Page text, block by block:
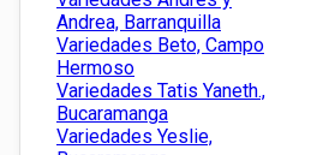
Andrea, Barranquilla
Variedades Beto, Campo
Hermoso
Variedades Tatis Yaneth.,
Bucaramanga
Variedades Yeslie,